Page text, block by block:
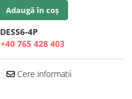
Adaugă în coș
DESS6-4P
+40 765 428 403
Cere informatii